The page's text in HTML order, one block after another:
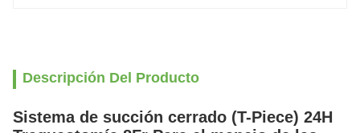
Descripción Del Producto
Sistema de succión cerrado (T-Piece) 24H